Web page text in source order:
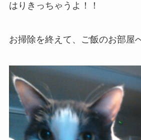
はりきっちゃうよ！！
お掃除を終えて、ご飯のお部屋